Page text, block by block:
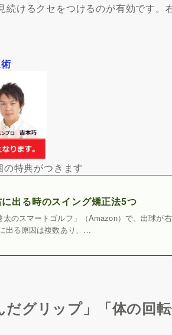
けるクセをつけるのが有効です。
特典がつきます
出る時のスイング矯正法5つ
太のスマートゴルフ」（Amazon）で、出球が
出る原因は複数あり、…
グリップ」「体の回転